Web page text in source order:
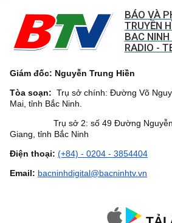
BÁO VÀ
TRUYỀN
BAC
RADIO -
Giám đốc: Nguyễn Trung Hiền
Tòa soạn: Trụ sở chính: Đường Võ
Mai, tỉnh Bắc Ninh.
Trụ sở 2: số 49 Đường Nguyễn
Giang, tỉnh Bắc Ninh
Điện thoại: (+84) - 0204 - 3854404
Email: bacninhdigital@bacninhtv.vn